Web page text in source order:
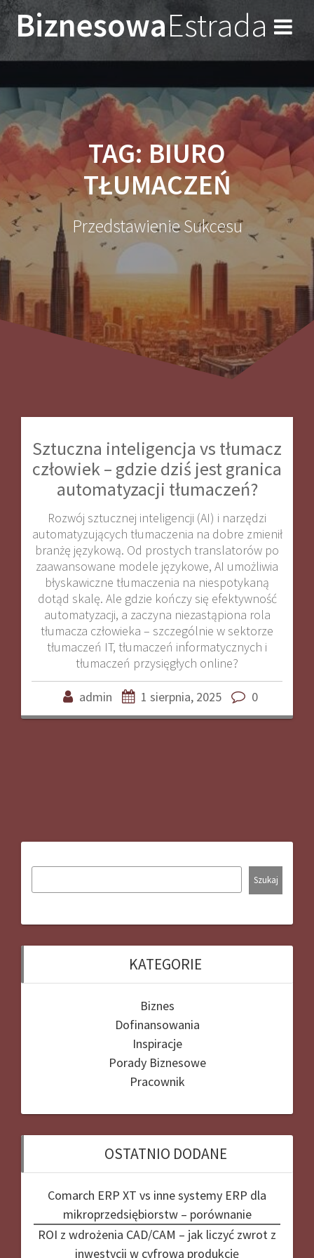
do
treści
BiznesowaEstrada
TAG: BIURO
TŁUMACZEŃ
Przedstawienie Sukcesu
Sztuczna inteligencja vs tłumacz
człowiek – gdzie dziś jest granica
automatyzacji tłumaczeń?
Rozwój sztucznej inteligencji (AI) i narzędzi
automatyzujących tłumaczenia na dobre zmienił
branżę językową. Od prostych translatorów po
zaawansowane modele językowe, AI umożliwia
błyskawiczne tłumaczenia na niespotykaną
dotąd skalę. Ale gdzie kończy się efektywność
automatyzacji, a zaczyna niezastąpiona rola
tłumacza człowieka – szczególnie w sektorze
tłumaczeń IT, tłumaczeń informatycznych i
tłumaczeń przysięgłych online?
admin 1 sierpnia, 2025 0
Szukaj
KATEGORIE
Biznes
Dofinansowania
Inspiracje
Porady Biznesowe
Pracownik
OSTATNIO DODANE
Comarch ERP XT vs inne systemy ERP dla
mikroprzedsiębiorstw – porównanie
ROI z wdrożenia CAD/CAM – jak liczyć zwrot z
inwestycji w cyfrową produkcję